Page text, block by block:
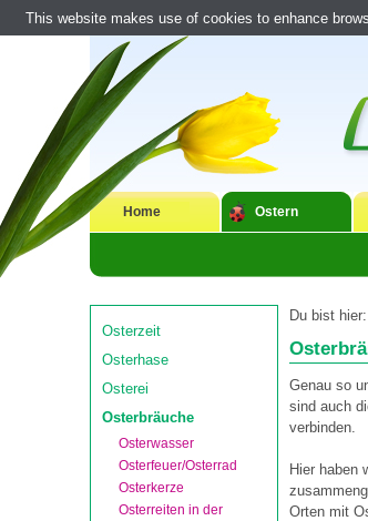
Home Ostern
Osterzeit
Osterhase
Osterei
Osterbräuche
Osterwasser
Osterfeuer/Osterrad
Osterkerze
Osterreiten in der
Du bist hier:
Genau so
sind auch
verbinden.
Hier haben
Orten mit
This website makes use of cookies to enhance